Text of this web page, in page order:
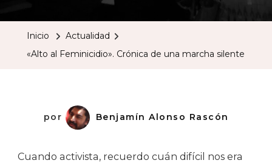
Inicio
Actualidad
«Alto al Feminicidio». Crónica de una marcha silente
por Benjamín Alonso Rascón
Cuando activista, recuerdo cuán difícil nos era